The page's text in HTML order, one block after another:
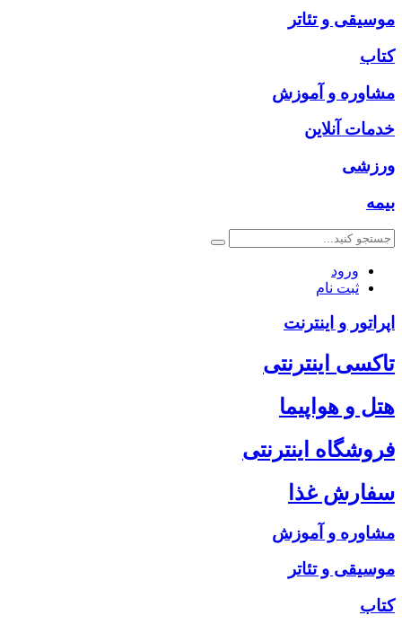
موسیقی و تئاتر
کتاب
مشاوره و آموزش
خدمات آنلاین
ورزشی
بیمه
ورود
ثبت نام
اپراتور و اینترنت
تاکسی اینترنتی
هتل و هواپیما
فروشگاه اینترنتی
سفارش غذا
مشاوره و آموزش
موسیقی و تئاتر
کتاب